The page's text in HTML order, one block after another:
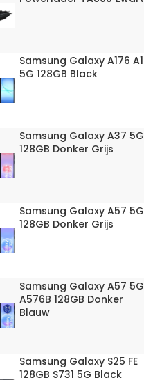
Samsung Galaxy A176
5G 128GB Black
Samsung Galaxy A37 5G
128GB Donker Grijs
Samsung Galaxy A57 5G
128GB Donker Grijs
Samsung Galaxy A57 5G
A576B 128GB Donker
Blauw
Samsung Galaxy S25 FE
128GB S731 5G Black